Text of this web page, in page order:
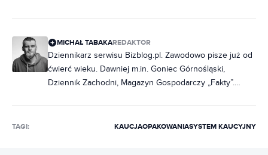
MICHAŁ TABAKAREDAKTOR
Dziennikarz serwisu Bizblog.pl. Zawodowo pisze już od
ćwierć wieku. Dawniej m.in. Goniec Górnośląski,
Dziennik Zachodni, Magazyn Gospodarczy „Fakty”.
z obszaru energetyki i jej transformacji. Pisze o
TAGI: KAUCJAOPAKOWANIASYSTEM KAUCYJNY